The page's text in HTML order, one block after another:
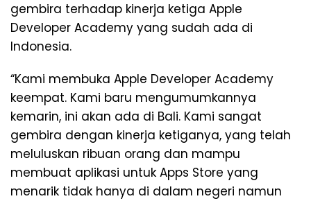
gembira terhadap kinerja ketiga Apple
Developer Academy yang sudah ada di
Indonesia.
“Kami membuka Apple Developer Academy
keempat. Kami baru mengumumkannya
kemarin, ini akan ada di Bali. Kami sangat
gembira dengan kinerja ketiganya, yang telah
meluluskan ribuan orang dan mampu
membuat aplikasi untuk Apps Store yang
menarik tidak hanya di dalam negeri namun